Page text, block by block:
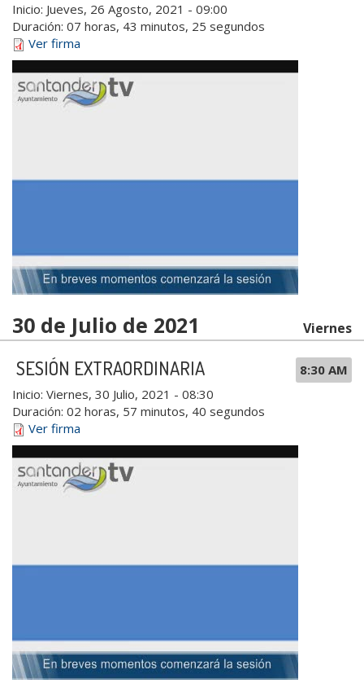
Inicio: Jueves, 26 Agosto, 2021 - 09:00
Duración: 07 horas, 43 minutos, 25 segundos
Ver firma
30 de Julio de 2021 Viernes
8:30 AM
SESIÓN EXTRAORDINARIA
Inicio: Viernes, 30 Julio, 2021 - 08:30
Duración: 02 horas, 57 minutos, 40 segundos
Ver firma